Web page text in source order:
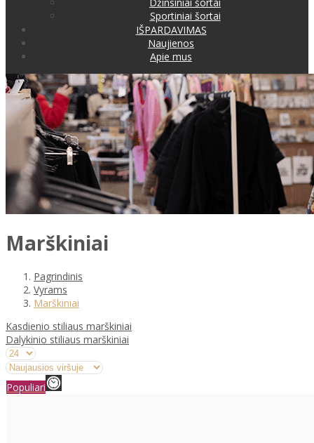
Sportiniai šortai
IŠPARDAVIMAS
Naujienos
Apie mus
Marškiniai
Pagrindinis
Vyrams
Marškiniai
Kasdienio stiliaus marškiniai
Dalykinio stiliaus marškiniai
Populiari